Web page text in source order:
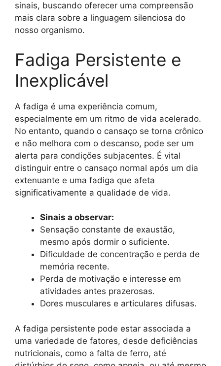
sinais, buscando oferecer uma compreensão
mais clara sobre a linguagem silenciosa do
nosso organismo.
Fadiga Persistente e
Inexplicável
A fadiga é uma experiência comum,
especialmente em um ritmo de vida acelerado.
No entanto, quando o cansaço se torna crônico
e não melhora com o descanso, pode ser um
alerta para condições subjacentes. É vital
distinguir entre o cansaço normal após um dia
extenuante e uma fadiga que afeta
significativamente a qualidade de vida.
Sinais a observar:
Sensação constante de exaustão,
mesmo após dormir o suficiente.
Dificuldade de concentração e perda de
memória recente.
Perda de motivação e interesse em
atividades antes prazerosas.
Dores musculares e articulares difusas.
A fadiga persistente pode estar associada a
uma variedade de fatores, desde deficiências
nutricionais, como a falta de ferro, até